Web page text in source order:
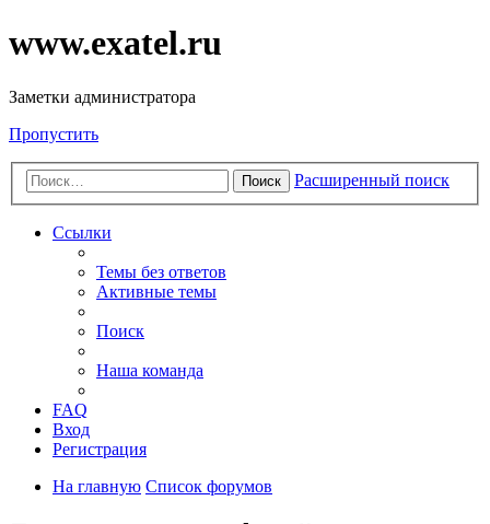
www.exatel.ru
Заметки администратора
Пропустить
Поиск Расширенный поиск
Ссылки
Темы без ответов
Активные темы
Поиск
Наша команда
FAQ
Вход
Регистрация
На главную Список форумов